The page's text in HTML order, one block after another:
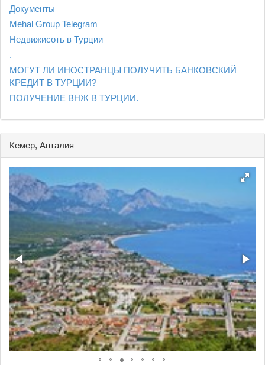
Документы
Mehal Group Telegram
Недвижисоть в Турции
.
МОГУТ ЛИ ИНОСТРАНЦЫ ПОЛУЧИТЬ БАНКОВСКИЙ
КРЕДИТ В ТУРЦИИ?
ПОЛУЧЕНИЕ ВНЖ В ТУРЦИИ.
Кемер, Анталия